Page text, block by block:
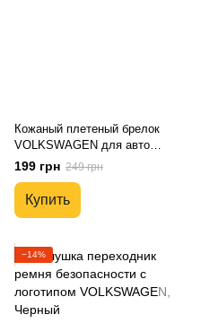
Кожаный плетеный брелок
VOLKSWAGEN для авто
ключей с карабином
199 грн 249 грн
Купить
−14%